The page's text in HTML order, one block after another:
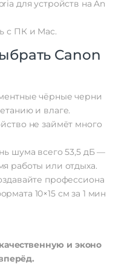
для устройств на An
с ПК и Mac.
Canon
чёрные черни
и влаге.
не займёт много
шума всего 53,5дБ—
работы или отдыха.
профессиона
10×15см за 1 мин
качественную и эконо